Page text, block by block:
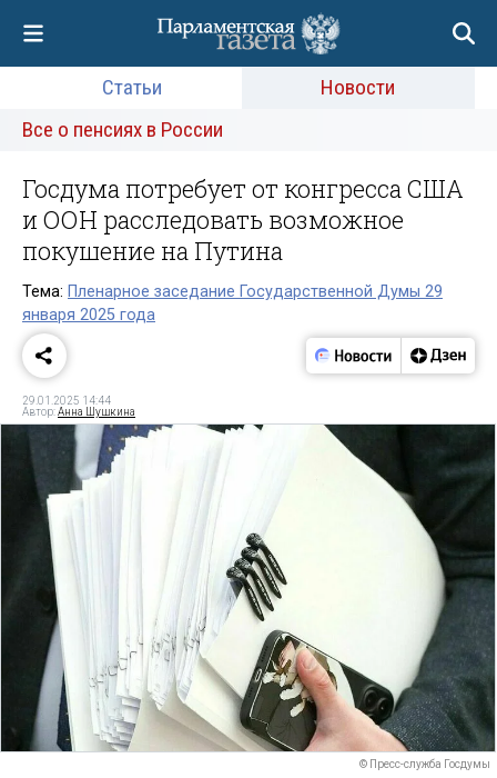
Статьи
Новости
Все о пенсиях в России
Госдума потребует от конгресса США
и ООН расследовать возможное
покушение на Путина
Тема: Пленарное заседание Государственной Думы 29
января 2025 года
29.01.2025 14:44
Автор:Анна Шушкина
© Пресс-служба Госдумы